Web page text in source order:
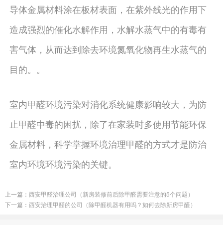
导体金属材料涂在板材表面，在紫外线光的作用下
造成强烈的催化水解作用，水解水蒸气中的有毒有
害气体，从而达到除去环境氮氧化物再生水蒸气的
目的。。
室内甲醛环境污染对消化系统健康影响较大，为防
止甲醛中毒的困扰，除了在家装时多使用节能环保
金属材料，科学掌握环境治理甲醛的方式才是防治
室内环境环境污染的关键。
上一篇： 西安甲醛治理公司（新房装修前后除甲醛需要注意的5个问题）
下一篇： 西安治理甲醛的公司（除甲醛机器有用吗？如何去除新房甲醛）